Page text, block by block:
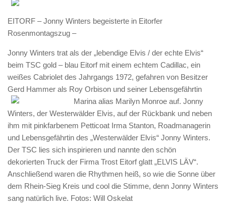
EITORF – Jonny Winters begeisterte in Eitorfer
Rosenmontagszug –
Jonny Winters trat als der „lebendige Elvis / der echte Elvis“
beim TSC gold – blau Eitorf mit einem echtem Cadillac, ein
weißes Cabriolet des Jahrgangs 1972, gefahren von Besitzer
Gerd Hammer als Roy Orbison und seiner Lebensgefährtin
Marina alias Marilyn Monroe auf. Jonny
Winters, der Westerwälder Elvis, auf der Rückbank und neben
ihm mit pinkfarbenem Petticoat Irma Stanton, Roadmanagerin
und Lebensgefährtin des „Westerwälder Elvis“ Jonny Winters.
Der TSC lies sich inspirieren und nannte den schön
dekorierten Truck der Firma Trost Eitorf glatt „ELVIS LÄV“.
Anschließend waren die Rhythmen heiß, so wie die Sonne über
dem Rhein-Sieg Kreis und cool die Stimme, denn Jonny Winters
sang natürlich live. Fotos: Will Oskelat